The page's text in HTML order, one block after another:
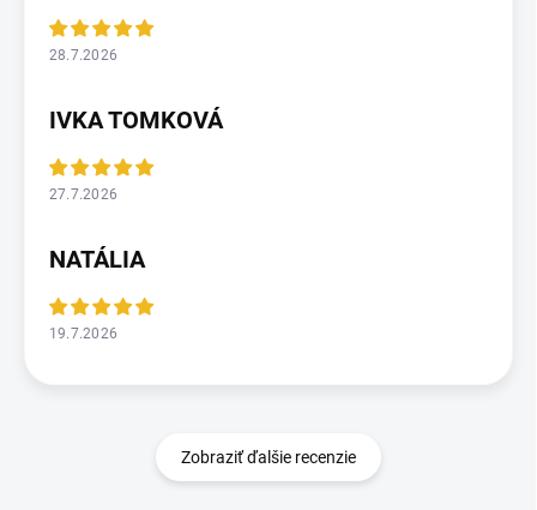
28.7.2026
IVKA TOMKOVÁ
27.7.2026
NATÁLIA
19.7.2026
Zobraziť ďalšie recenzie